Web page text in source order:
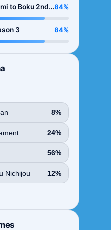
to Boku 2nd
84%
3 84%
8%
24%
56%
Nichijou 12%